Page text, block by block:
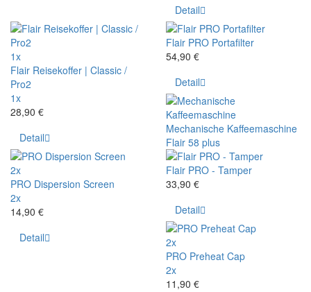
Detail
1x
Flair Reisekoffer | Classic /
Pro2
1x
28,90 €
Detail
Flair PRO Portafilter
54,90 €
Detail
Mechanische Kaffeemaschine
Flair 58 plus
2x
PRO Dispersion Screen
2x
14,90 €
Detail
Flair PRO - Tamper
33,90 €
Detail
2x
PRO Preheat Cap
2x
11,90 €